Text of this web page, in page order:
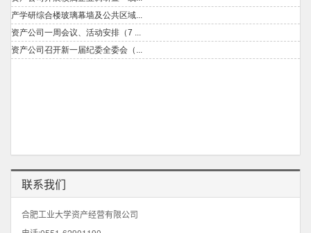
联系我们
合肥工业大学资产经营有限公司